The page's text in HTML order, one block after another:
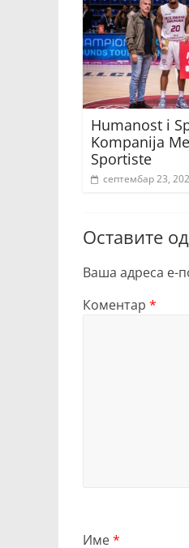
Humanost i
Kompanija
Sportiste
септембар 23,
Оставите
Ваша адреса е-
Коментар *
Име*